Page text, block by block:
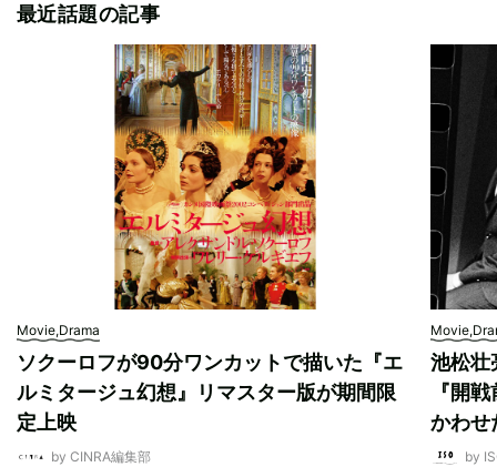
最近話題の記事
Movie,Drama
ソクーロフが90分ワンカットで描いた『エ
ルミタージュ幻想』リマスター版が期間限
定上映
by CINRA編集部
池松壮
『開
かわせ
by